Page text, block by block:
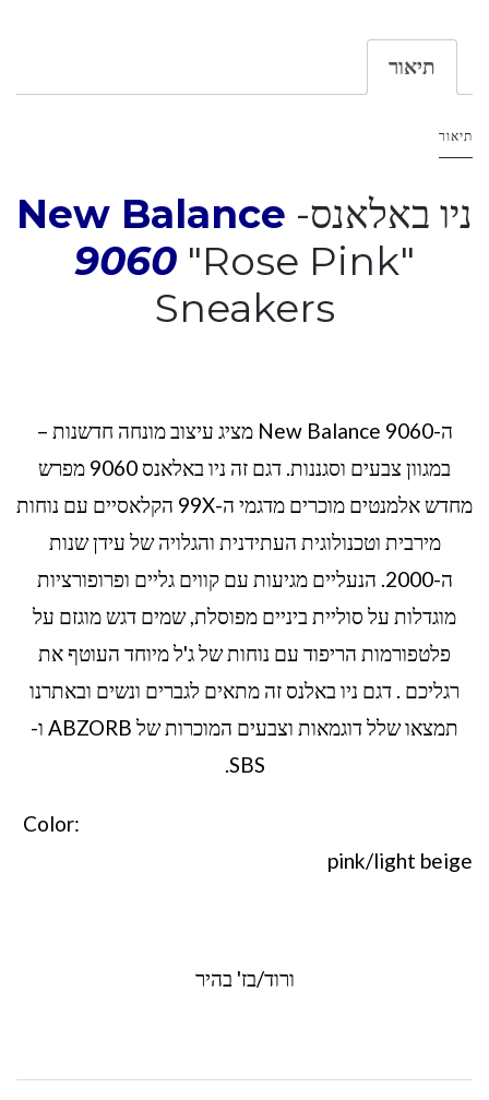
תיאור
תיאור
ניו באלאנס- New Balance
9060 "Rose Pink"
Sneakers
ה-New Balance 9060 מציג עיצוב מונחה חדשנות –
במגוון צבעים וסגננות. דגם זה ניו באלאנס 9060 מפרש
מחדש אלמנטים מוכרים מדגמי ה-99X הקלאסיים עם נוחות
מירבית וטכנולוגית העתידנית והגלויה של עידן שנות
ה-2000. הנעליים מגיעות עם קווים גליים ופרופורציות
מוגדלות על סוליית ביניים מפוסלת, שמים דגש מוגזם על
פלטפורמות הריפוד עם נוחות של ג'ל מיוחד העוטף את
רגליכם . דגם ניו באלנס זה מתאים לגברים ונשים ובאתרנו
תמצאו שלל דוגמאות וצבעים המוכרות של ABZORB ו-
SBS.
Color:
pink/light beige
ורוד/בז' בהיר